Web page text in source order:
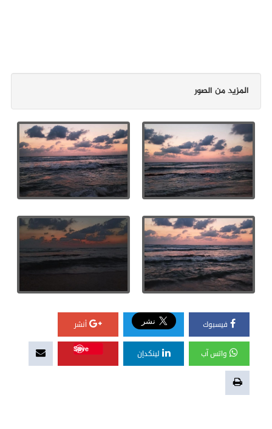
المزيد من الصور
فيسبوك أنشر
واتس آب لينكدإن
Save